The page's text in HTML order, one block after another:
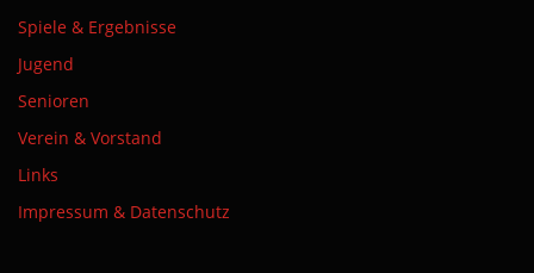
Spiele & Ergebnisse
Jugend
Senioren
Verein & Vorstand
Links
Impressum & Datenschutz